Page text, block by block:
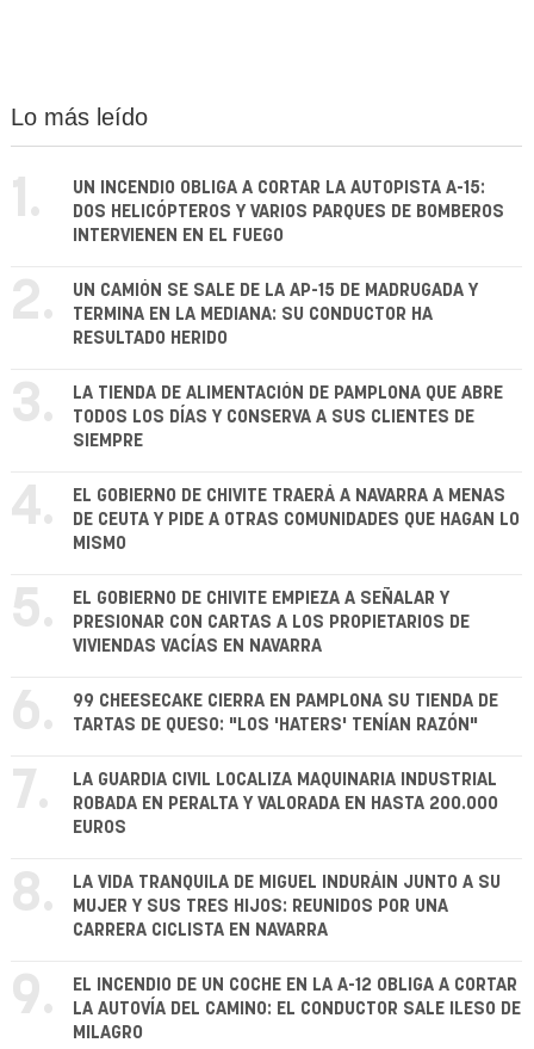
Lo más leído
1.
UN INCENDIO OBLIGA A CORTAR LA AUTOPISTA A-15:
DOS HELICÓPTEROS Y VARIOS PARQUES DE BOMBEROS
INTERVIENEN EN EL FUEGO
2.
UN CAMIÓN SE SALE DE LA AP-15 DE MADRUGADA Y
TERMINA EN LA MEDIANA: SU CONDUCTOR HA
RESULTADO HERIDO
3.
LA TIENDA DE ALIMENTACIÓN DE PAMPLONA QUE ABRE
TODOS LOS DÍAS Y CONSERVA A SUS CLIENTES DE
SIEMPRE
4.
EL GOBIERNO DE CHIVITE TRAERÁ A NAVARRA A MENAS
DE CEUTA Y PIDE A OTRAS COMUNIDADES QUE HAGAN LO
MISMO
5.
EL GOBIERNO DE CHIVITE EMPIEZA A SEÑALAR Y
PRESIONAR CON CARTAS A LOS PROPIETARIOS DE
VIVIENDAS VACÍAS EN NAVARRA
6.
99 CHEESECAKE CIERRA EN PAMPLONA SU TIENDA DE
TARTAS DE QUESO: "LOS 'HATERS' TENÍAN RAZÓN"
7.
LA GUARDIA CIVIL LOCALIZA MAQUINARIA INDUSTRIAL
ROBADA EN PERALTA Y VALORADA EN HASTA 200.000
EUROS
8.
LA VIDA TRANQUILA DE MIGUEL INDURÁIN JUNTO A SU
MUJER Y SUS TRES HIJOS: REUNIDOS POR UNA
CARRERA CICLISTA EN NAVARRA
9.
EL INCENDIO DE UN COCHE EN LA A-12 OBLIGA A CORTAR
LA AUTOVÍA DEL CAMINO: EL CONDUCTOR SALE ILESO DE
MILAGRO